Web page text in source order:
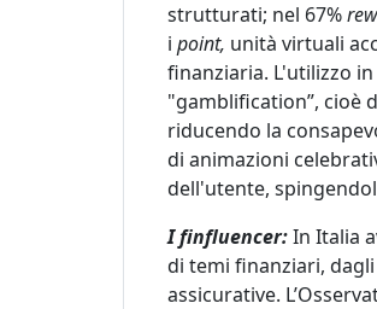
strutturati; nel 67%
i point, unità virtuali
finanziaria. L'utilizzo
"gamblification”, cioè
riducendo la
di animazioni
dell'utente,
I finfluencer:In Italia
di temi finanziari,
assicurative.